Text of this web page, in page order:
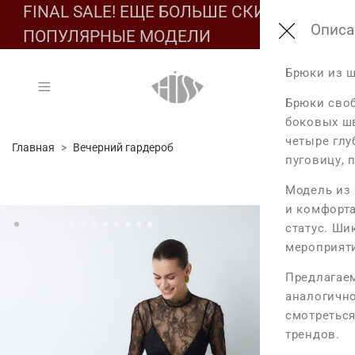
FINAL SALE! ЕЩЕ БОЛЬШЕ СКИДОК НА
ПОПУЛЯРНЫЕ МОДЕЛИ
Главная Вечерний гардероб
S
M
Размер XS
Длина
Длина по
Размер S
Уход за
- Не
-
- Сухая
Брюки из
Брюки
боковых
четыре
пуговицу,
Модель из
и
статус.
трендов.